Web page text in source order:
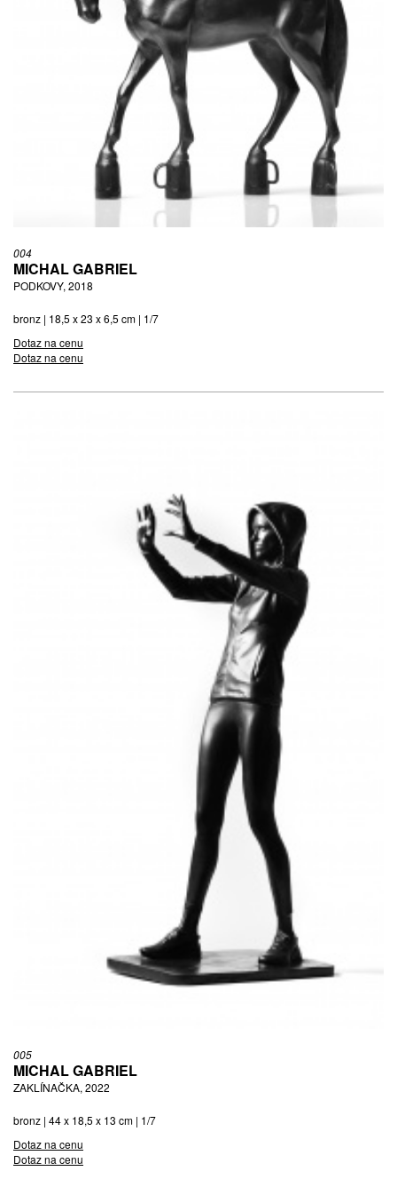
004
MICHAL GABRIEL
PODKOVY, 2018
bronz | 18,5 x 23 x 6,5 cm | 1/7
Dotaz na cenu
Dotaz na cenu
005
MICHAL GABRIEL
ZAKLÍNAČKA, 2022
bronz | 44 x 18,5 x 13 cm | 1/7
Dotaz na cenu
Dotaz na cenu